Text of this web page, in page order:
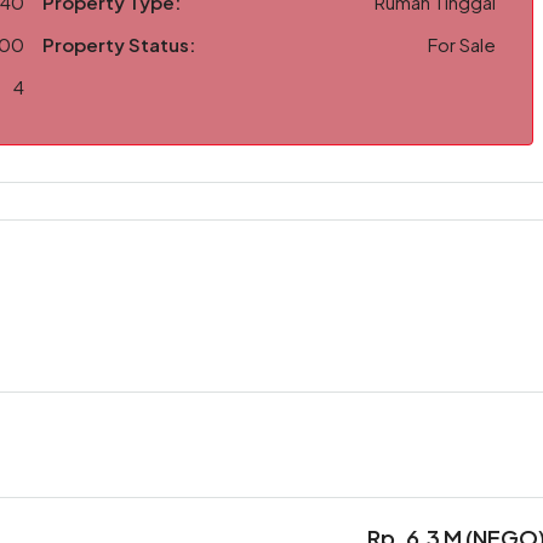
4
Property Status:
For Sale